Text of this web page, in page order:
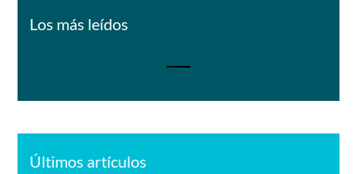
Los más leídos
Últimos artículos